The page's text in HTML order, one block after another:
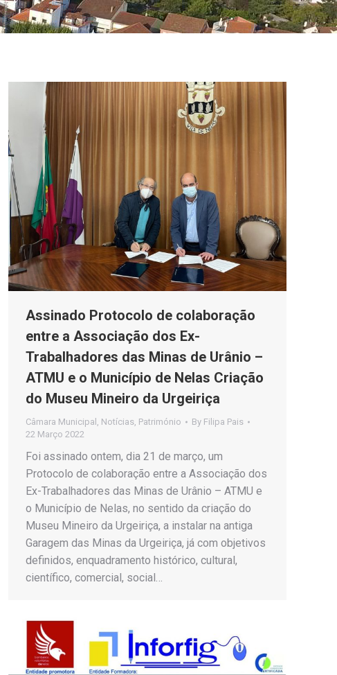
Assinado Protocolo de colaboração
entre a Associação dos Ex-
Trabalhadores das Minas de Urânio –
ATMU e o Município de Nelas Criação
do Museu Mineiro da Urgeiriça
Câmara Municipal Notícias Património By Filipa Pais
22 Março 2022
Foi assinado ontem, dia 21 de março, um
Protocolo de colaboração entre a Associação dos
Ex-Trabalhadores das Minas de Urânio – ATMU e
o Município de Nelas, no sentido da criação do
Museu Mineiro da Urgeiriça, a instalar na antiga
Garagem das Minas da Urgeiriça, já com objetivos
definidos, enquadramento histórico, cultural,
científico, comercial, social…